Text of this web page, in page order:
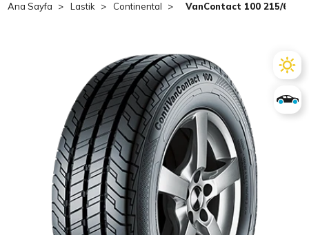
Ana Sayfa Lastik Continental VanContact 100 215/65